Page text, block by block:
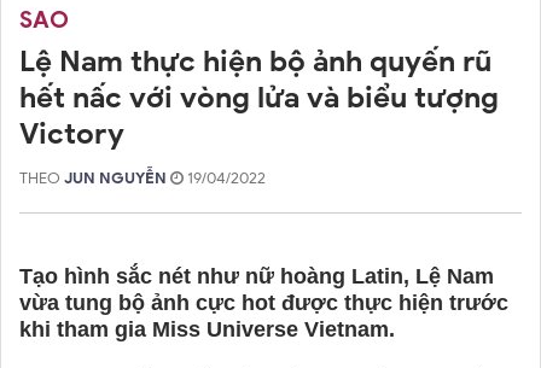
SAO
Lệ Nam thực hiện bộ ảnh quyến rũ
hết nấc với vòng lửa và biểu tượng
Victory
THEO JUN NGUYỄN 19/04/2022
Tạo hình sắc nét như nữ hoàng Latin, Lệ Nam
vừa tung bộ ảnh cực hot được thực hiện trước
khi tham gia Miss Universe Vietnam.